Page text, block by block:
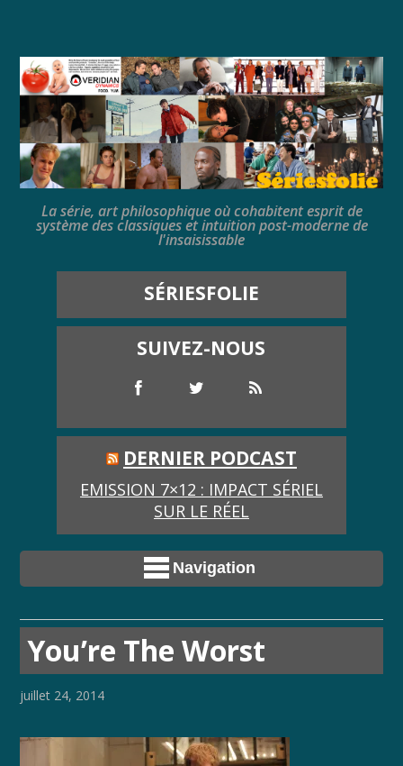
La série, art philosophique où cohabitent esprit de
système des classiques et intuition post-moderne de
l'insaisissable
SÉRIESFOLIE
SUIVEZ-NOUS
DERNIER PODCAST
EMISSION 7×12 : IMPACT SÉRIEL
SUR LE RÉEL
Navigation
You’re The Worst
juillet 24, 2014